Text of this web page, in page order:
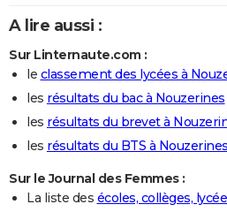
A lire aussi :
Sur Linternaute.com :
le classement des lycées à
les résultats du bac à Nouzerines
les résultats du brevet à
les résultats du BTS à Nouzerines
Sur le Journal des Femmes :
La liste des écoles, collèges,